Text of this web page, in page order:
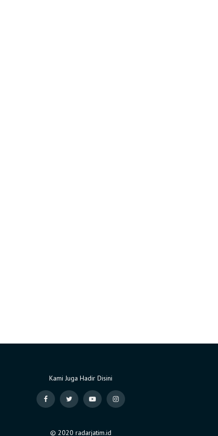
Kami Juga Hadir Disini
© 2020 radarjatim.id